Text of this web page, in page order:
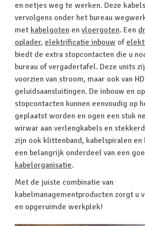
en netjes weg te werken. Deze
vervolgens onder het bureau
met kabelgoten en vloergoten. Een
oplader, elektrificatie inbouw of
biedt de extra stopcontacten die u
bureau of vergadertafel. Deze units
voorzien van stroom, maar ook van
geluidsaansluitingen. De inbouw en
stopcontacten kunnen eenvoudig op
geplaatst worden en ogen een stuk
wirwar aan verlengkabels en
zijn ook klittenband, kabelspiralen en
een belangrijk onderdeel van een
kabelorganisatie.
Met de juiste combinatie van
kabelmanagementproducten zorgt u
en opgeruimde werkplek!